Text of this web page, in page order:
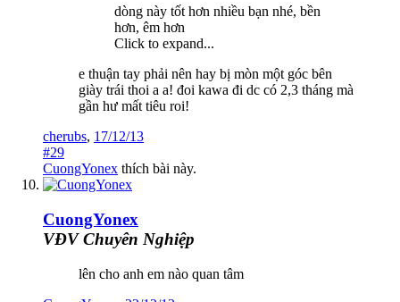
dòng này tốt hơn nhiều bạn nhé, bền
hơn, êm hơn
Click to expand...
e thuận tay phải nên hay bị mòn một góc bên
giày trái thoi a a! đoi kawa đi dc có 2,3 tháng mà
gần hư mất tiêu roi!
cherubs, 17/12/13
#29
CuongYonex thích bài này.
CuongYonex
VĐV Chuyên Nghiệp
lên cho anh em nào quan tâm